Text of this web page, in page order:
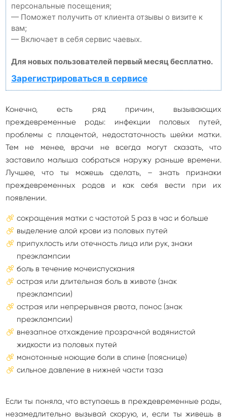
персональные посещения;
— Поможет получить от клиента отзывы о визите к
вам;
— Включает в себя сервис чаевых.
Для новых пользователей первый месяц бесплатно.
Зарегистрироваться в сервисе
Конечно, есть ряд причин, вызывающих
преждевременные роды: инфекции половых путей,
проблемы с плацентой, недостаточность шейки матки.
Тем не менее, врачи не всегда могут сказать, что
заставило малыша собраться наружу раньше времени.
Лучшее, что ты можешь сделать, – знать признаки
преждевременных родов и как себя вести при их
появлении.
сокращения матки с частотой 5 раз в час и больше
выделение алой крови из половых путей
припухлость или отечность лица или рук, знаки
преэклампсии
боль в течение мочеиспускания
острая или длительная боль в животе (знак
преэклампсии)
острая или непрерывная рвота, понос (знак
преэклампсии)
внезапное отхождение прозрачной водянистой
жидкости из половых путей
монотонные ноющие боли в спине (пояснице)
сильное давление в нижней части таза
Если ты поняла, что вступаешь в преждевременные роды,
незамедлительно вызывай скорую, и, если ты живешь в